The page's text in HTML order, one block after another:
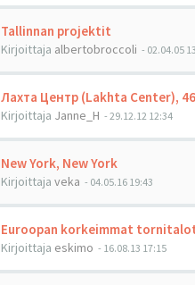
Tallinnan projektit
Kirjoittaja albertobroccoli - 02.04.05
Лахта Центр (Lakhta Center),
Kirjoittaja Janne_H - 29.12.12 12:34
New York, New York
Kirjoittaja veka - 04.05.16 19:43
Euroopan korkeimmat
Kirjoittaja eskimo - 16.08.13 17:15